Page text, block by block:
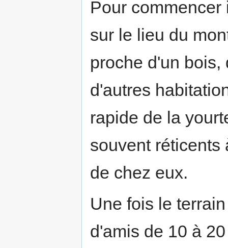
Pour
sur le lieu du
proche d'un bois,
d'autres
rapide de la
souvent réticents
de chez eux.
Une fois le
d'amis de 10 à